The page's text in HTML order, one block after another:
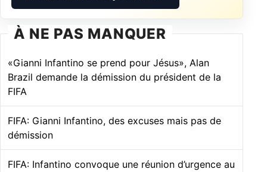
À NE PAS MANQUER
«Gianni Infantino se prend pour Jésus», Alan
Brazil demande la démission du président de la
FIFA
FIFA: Gianni Infantino, des excuses mais pas de
démission
FIFA: Infantino convoque une réunion d’urgence au